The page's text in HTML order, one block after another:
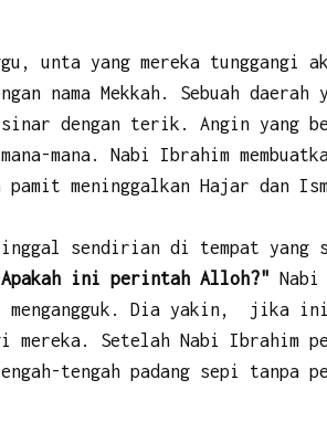
unta yang mereka tunggangi
nama Mekkah. Sebuah daerah
dengan terik. Angin yang
mana. Nabi Ibrahim
meninggalkan Hajar dan
sendirian di tempat
ini perintah Alloh?" Nabi
mengangguk. Dia yakin, jika
mereka. Setelah Nabi Ibrahim
tengah padang sepi tanpa